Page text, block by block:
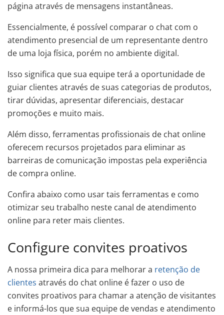
página através de mensagens instantâneas.
Essencialmente, é possível comparar o chat com o
atendimento presencial de um representante dentro
de uma loja física, porém no ambiente digital.
Isso significa que sua equipe terá a oportunidade de
guiar clientes através de suas categorias de produtos,
tirar dúvidas, apresentar diferenciais, destacar
promoções e muito mais.
Além disso, ferramentas profissionais de chat online
oferecem recursos projetados para eliminar as
barreiras de comunicação impostas pela experiência
de compra online.
Confira abaixo como usar tais ferramentas e como
otimizar seu trabalho neste canal de atendimento
online para reter mais clientes.
Configure convites proativos
A nossa primeira dica para melhorar a retenção de
clientes através do chat online é fazer o uso de
convites proativos para chamar a atenção de visitantes
e informá-los que sua equipe de vendas e atendimento